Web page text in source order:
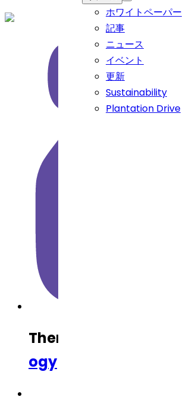
ホワイトペーパー
記事
ニュース
イベント
更新
Sustainability
Plantation Drive
Therapeutic Category
ogy